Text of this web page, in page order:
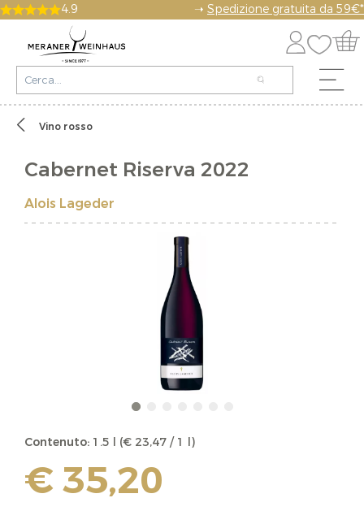
4.9 ➝ Spedizione gratuita da 59€*
Vino rosso
Cabernet Riserva 2022
Alois Lageder
Contenuto: 1.5 l (€ 23,47 / 1 l)
€ 35,20